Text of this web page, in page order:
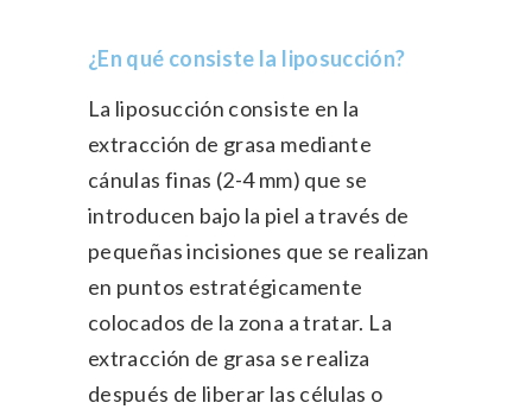
¿En qué consiste la liposucción?
La liposucción consiste en la
extracción de grasa mediante
cánulas finas (2-4 mm) que se
introducen bajo la piel a través de
pequeñas incisiones que se realizan
en puntos estratégicamente
colocados de la zona a tratar. La
extracción de grasa se realiza
después de liberar las células o